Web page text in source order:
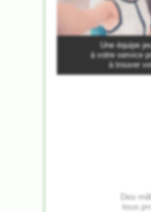
Une équipe
à votre service
à trouver
Des
tous